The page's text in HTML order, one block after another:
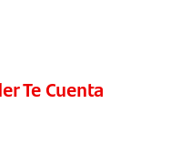
Te Cuenta